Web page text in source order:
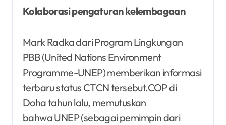
Kolaborasi pengaturan kelembagaan
Mark Radka dari Program Lingkungan
PBB (United Nations Environment
Programme-UNEP) memberikan informasi
terbaru status CTCN tersebut.COP di
Doha tahun lalu, memutuskan
bahwa UNEP (sebagai pemimpin dari